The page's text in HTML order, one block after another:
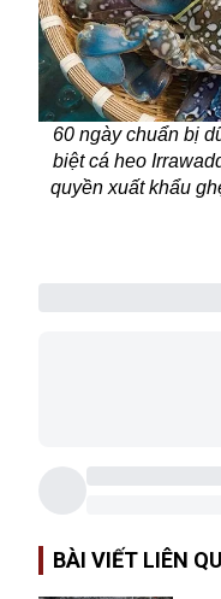
60 ngày chuẩn bị
biệt cá heo
quyền xuất khẩu
BÀI VIẾT LIÊN